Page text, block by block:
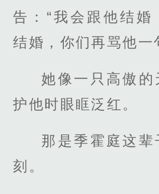
告：“我会跟他结婚
结婚，你们再骂他一
她像一只高傲的
护他时眼眶泛红。
那是季霍庭这辈
刻。